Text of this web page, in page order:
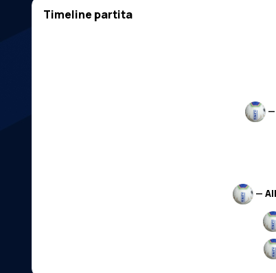
Timeline partita
—
—